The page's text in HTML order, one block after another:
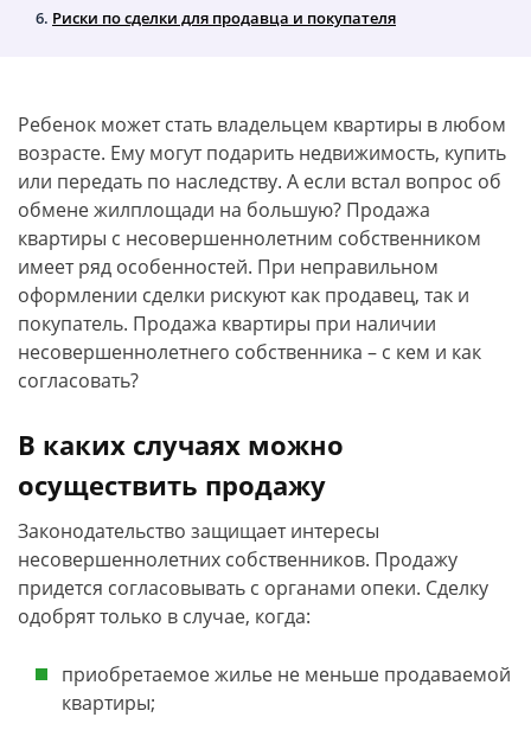
Риски по сделки для продавца и покупателя
Ребенок может стать владельцем квартиры в любом
возрасте. Ему могут подарить недвижимость, купить
или передать по наследству. А если встал вопрос об
обмене жилплощади на большую? Продажа
квартиры с несовершеннолетним собственником
имеет ряд особенностей. При неправильном
оформлении сделки рискуют как продавец, так и
покупатель. Продажа квартиры при наличии
несовершеннолетнего собственника – с кем и как
согласовать?
В каких случаях можно
осуществить продажу
Законодательство защищает интересы
несовершеннолетних собственников. Продажу
придется согласовывать с органами опеки. Сделку
одобрят только в случае, когда:
приобретаемое жилье не меньше продаваемой
квартиры;